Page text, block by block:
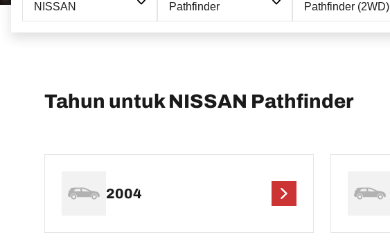
NISSAN Pathfinder Pathfinder (2WD)
Tahun untuk NISSAN Pathfinder
2004